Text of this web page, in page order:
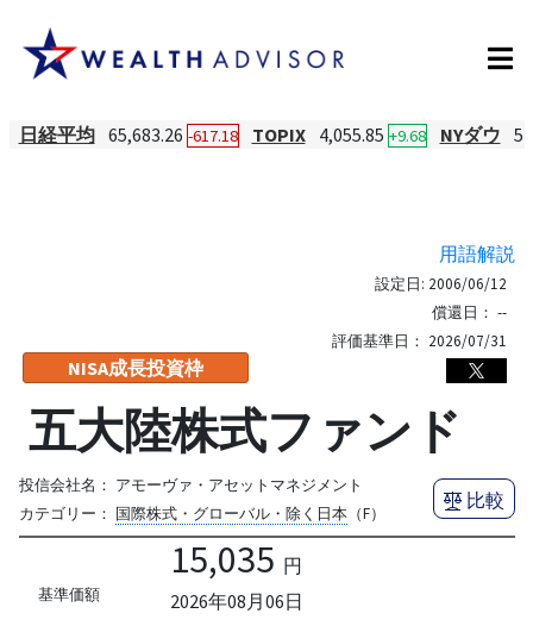
日経平均 65,683.26 -617.18 TOPIX 4,055.85 +9.68 NYダウ
用語解説
NISA成長投資枠
設定日: 2006/06/12
償還日： --
評価基準日： 2026/07/31
五大陸株式ファンド
投信会社名： アモーヴァ・アセットマネジメント
カテゴリー： 国際株式・グローバル・除く日本（F）
比較
基準価額
15,035 円
2026年08月06日